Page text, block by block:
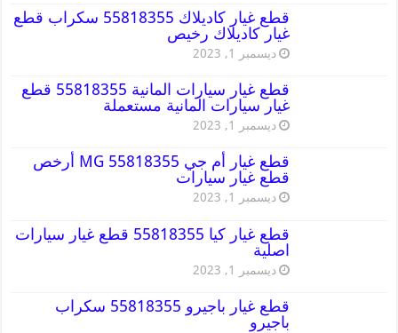
قطع غيار كاديلاك 55818355 سكراب قطع
غيار كاديلاك رخيص
ديسمبر 1, 2023
قطع غيار سيارات المانية 55818355 قطع
غيار سيارات المانية مستعملة
ديسمبر 1, 2023
قطع غيار أم جي MG 55818355 أرخص
قطع غيار سيارات
ديسمبر 1, 2023
قطع غيار كيا 55818355 قطع غيار سيارات
اصلية
ديسمبر 1, 2023
قطع غيار باجيرو 55818355 سكراب
باجيرو